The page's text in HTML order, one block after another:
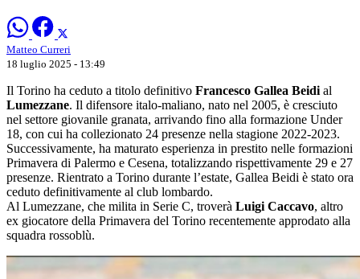
Matteo Curreri
18 luglio 2025 - 13:49
Il Torino ha ceduto a titolo definitivo Francesco Gallea Beidi al
Lumezzane. Il difensore italo-maliano, nato nel 2005, è cresciuto
nel settore giovanile granata, arrivando fino alla formazione Under
18, con cui ha collezionato 24 presenze nella stagione 2022-2023.
Successivamente, ha maturato esperienza in prestito nelle formazioni
Primavera di Palermo e Cesena, totalizzando rispettivamente 29 e 27
presenze. Rientrato a Torino durante l’estate, Gallea Beidi è stato ora
ceduto definitivamente al club lombardo.
Al Lumezzane, che milita in Serie C, troverà Luigi Caccavo, altro
ex giocatore della Primavera del Torino recentemente approdato alla
squadra rossoblù.